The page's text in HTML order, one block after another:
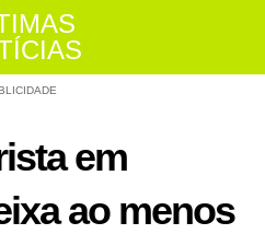
em
ao menos